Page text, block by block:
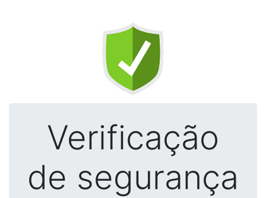
Verificação
de segurança